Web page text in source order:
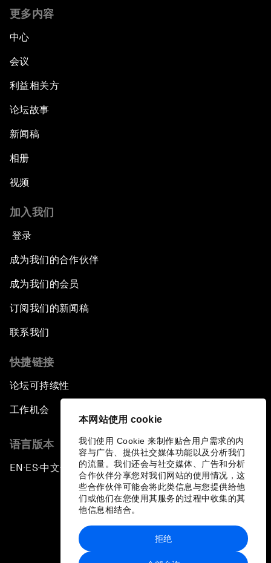
本网站使用 cookie
我们使用 Cookie 来制作贴合用户需求的内
容与广告、提供社交媒体功能以及分析我们
的流量。我们还会与社交媒体、广告和分析
合作伙伴分享您对我们网站的使用情况，这
些合作伙伴可能会将此类信息与您提供给他
们或他们在您使用其服务的过程中收集的其
他信息相结合。
拒绝
更多内容
中心
会议
利益相关方
论坛故事
新闻稿
相册
视频
加入我们
登录
成为我们的合作伙伴
成为我们的会员
订阅我们的新闻稿
联系我们
快捷链接
论坛可持续性
工作机会
语言版本
EN ▪ES▪中文▪ 日本語